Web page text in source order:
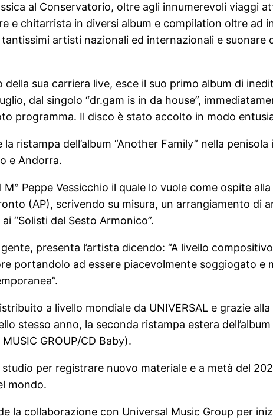
al Conservatorio, oltre agli innumerevoli viaggi
e chitarrista in diversi album e compilation oltre
artisti nazionali ed internazionali e suonare
sua carriera live, esce il suo primo album di
dal singolo “dr.gam is in da house”,
programma. Il disco è stato accolto in modo
ristampa dell’album “Another Family” nella
e Andorra.
Peppe Vessicchio il quale lo vuole come ospite
(AP), scrivendo su misura, un arrangiamento di
“Solisti del Sesto Armonico”.
presenta l’artista dicendo: “A livello
portandolo ad essere piacevolmente soggiogato
a livello mondiale da UNIVERSAL e grazie
stesso anno, la seconda ristampa estera
GROUP/CD Baby).
per registrare nuovo materiale e a metà del
mondo.
la collaborazione con Universal Music Group per